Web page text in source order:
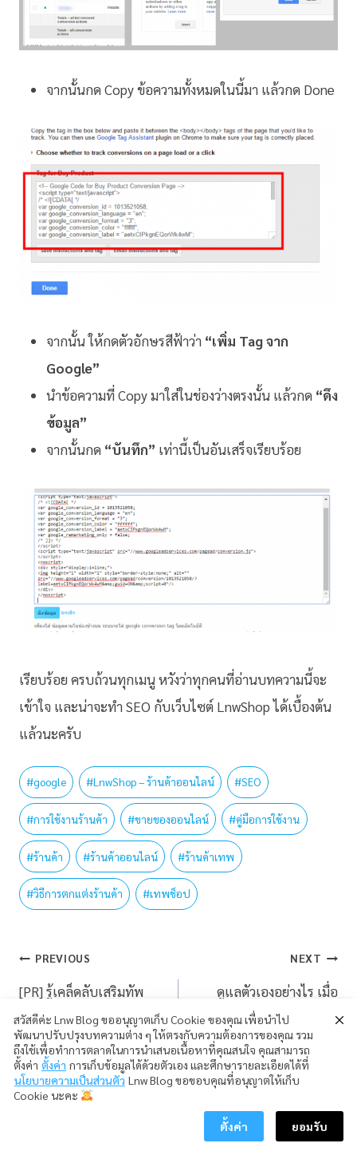
จากนั้นกด Copy ข้อความทั้งหมดในนี้มา แล้วกด Done
จากนั้น ให้กดตัวอักษรสีฟ้าว่า “เพิ่ม Tag จาก
Google”
นำข้อความที่ Copy มาใส่ในช่องว่างตรงนั้น แล้วกด “ดึง
ข้อมูล”
จากนั้นกด “บันทึก” เท่านี้เป็นอันเสร็จเรียบร้อย
เรียบร้อย ครบถ้วนทุกเมนู หวังว่าทุกคนที่อ่านบทความนี้จะ
เข้าใจ และน่าจะทำ SEO กับเว็บไซต์ LnwShop ได้เบื้องต้น
แล้วนะครับ
#google #LnwShop – ร้านค้าออนไลน์ #SEO
#การใช้งานร้านค้า #ขายของออนไลน์ #คู่มือการใช้งาน
#ร้านค้า #ร้านค้าออนไลน์ #ร้านค้าเทพ
#วิธีการตกแต่งร้านค้า #เทพช็อป
PREVIOUS
[PR] รู้เคล็ดลับเสริมทัพ
ธุรกิจออนไลน์กับ SMEs
GO ONLINE by ETDA &
สสว.
NEXT
ดูแลตัวเองอย่างไร เมื่อ
อากาศเปลี่ยนแปลงบ่อย
สวัสดีค่ะ Lnw Blog ขออนุญาตเก็บ Cookie ของคุณ เพื่อนำไป
พัฒนาปรับปรุงบทความต่าง ๆ ให้ตรงกับความต้องการของคุณ รวม
ถึงใช้เพื่อทำการตลาดในการนำเสนอเนื้อหาที่คุณสนใจ คุณสามารถ
ตั้งค่า ตั้งค่า การเก็บข้อมูลได้ด้วยตัวเอง และศึกษารายละเอียดได้ที่
นโยบายความเป็นส่วนตัว Lnw Blog ขอขอบคุณที่อนุญาตให้เก็บ
Cookie นะคะ
ตั้งค่า ยอมรับ